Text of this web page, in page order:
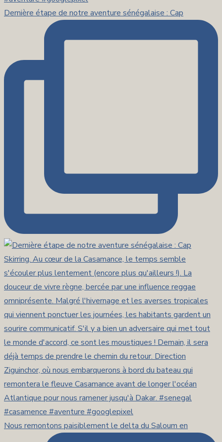
Dernière étape de notre aventure sénégalaise : Cap
Nous remontons paisiblement le delta du Saloum en